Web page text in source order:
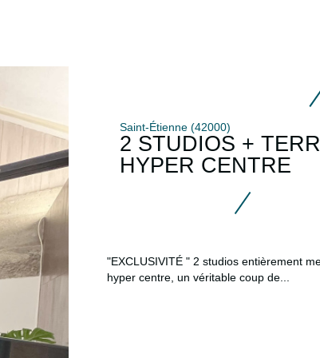
Saint-Étienne (42000)
2 STUDIOS +
HYPER CENTRE
"EXCLUSIVITÉ " 2 studios entièrement
hyper centre, un véritable coup de...